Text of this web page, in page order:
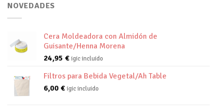
NOVEDADES
Cera Moldeadora con Almidón de
Guisante/Henna Morena
24,95 € igic incluido
Filtros para Bebida Vegetal/Ah Table
6,00 € igic incluido